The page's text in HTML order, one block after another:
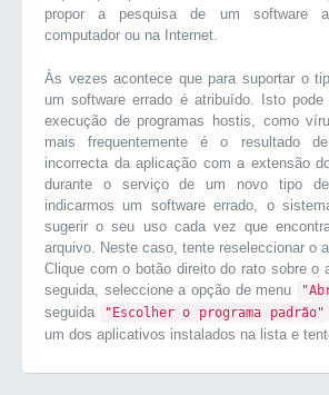
propor a pesquisa de um software
computador ou na Internet.
Às vezes acontece que para suportar o
um software errado é atribuído. Isto
execução de programas hostis, como
mais frequentemente é o resultado
incorrecta da aplicação com a extensão
durante o serviço de um novo tipo
indicarmos um software errado, o
sugerir o seu uso cada vez que
arquivo. Neste caso, tente reseleccionar o
Clique com o botão direito do rato sobre o
seguida, seleccione a opção de menu
seguida
"Escolher o programa padrão"
um dos aplicativos instalados na lista e